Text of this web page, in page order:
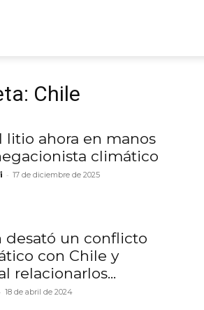
Chile
litio ahora en manos
climático
- 17 de diciembre de 2025
desató un conflicto
con Chile y
relacionarlos...
- 18 de abril de 2024